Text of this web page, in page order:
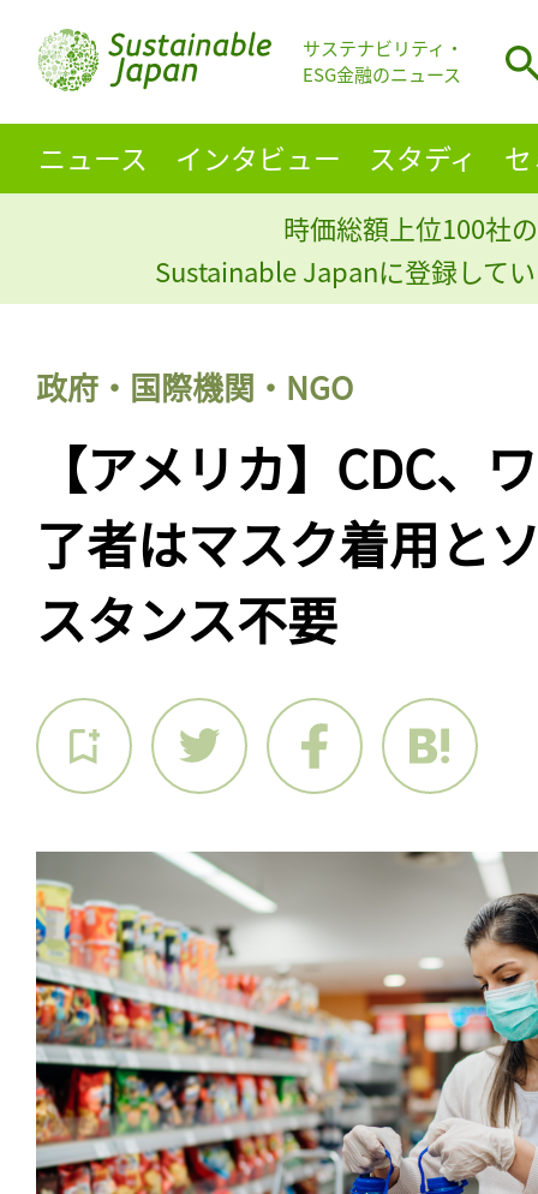
サステナビリティ・
ESG金融のニュース
ニュース インタビュー スタディ
時価総額上位100社
Sustainable Japanに登録して
政府・国際機関・NGO
【アメリカ】CDC、
了者はマスク着用と
スタンス不要